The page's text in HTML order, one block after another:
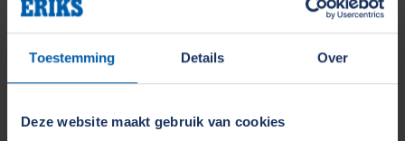
Toestemming Details Over
Deze website maakt gebruik van cookies